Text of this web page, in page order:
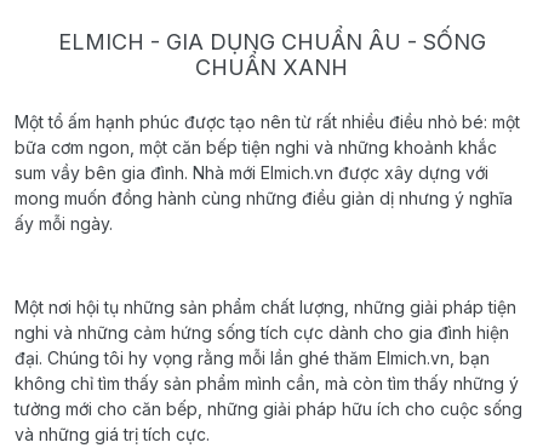
ELMICH - GIA DỤNG CHUẨN ÂU - SỐNG
CHUẨN XANH
Một tổ ấm hạnh phúc được tạo nên từ rất nhiều điều nhỏ bé: một
bữa cơm ngon, một căn bếp tiện nghi và những khoảnh khắc
sum vầy bên gia đình. Nhà mới Elmich.vn được xây dựng với
mong muốn đồng hành cùng những điều giản dị nhưng ý nghĩa
ấy mỗi ngày.
Một nơi hội tụ những sản phẩm chất lượng, những giải pháp tiện
nghi và những cảm hứng sống tích cực dành cho gia đình hiện
đại. Chúng tôi hy vọng rằng mỗi lần ghé thăm Elmich.vn, bạn
không chỉ tìm thấy sản phẩm mình cần, mà còn tìm thấy những ý
tưởng mới cho căn bếp, những giải pháp hữu ích cho cuộc sống
và những giá trị tích cực.